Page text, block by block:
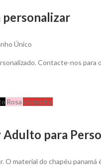
personalizar
Único
Contacte-nos
RosaVermelho
Adulto para
O material do chapéu panamá